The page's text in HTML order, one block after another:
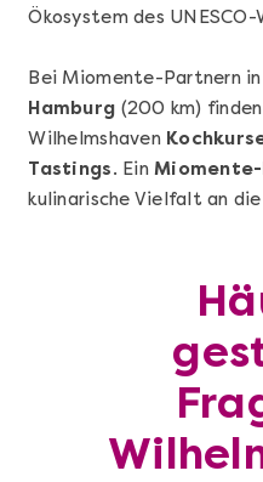
Sushi-
Ökosystem des
Bei Miomente-Partnern in
Hamburg (200 km)
Wilhelmshaven
Tastings. Ein
kulinarische Vielfalt an